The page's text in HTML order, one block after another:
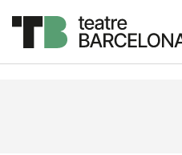
Descripción Ficha